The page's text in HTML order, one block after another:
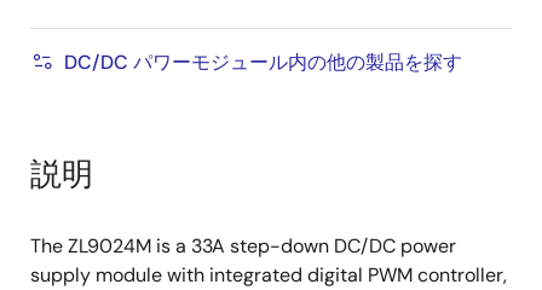
DC/DC パワーモジュール内の他の製品を探す
説明
The ZL9024M is a 33A step-down DC/DC power
supply module with integrated digital PWM controller,